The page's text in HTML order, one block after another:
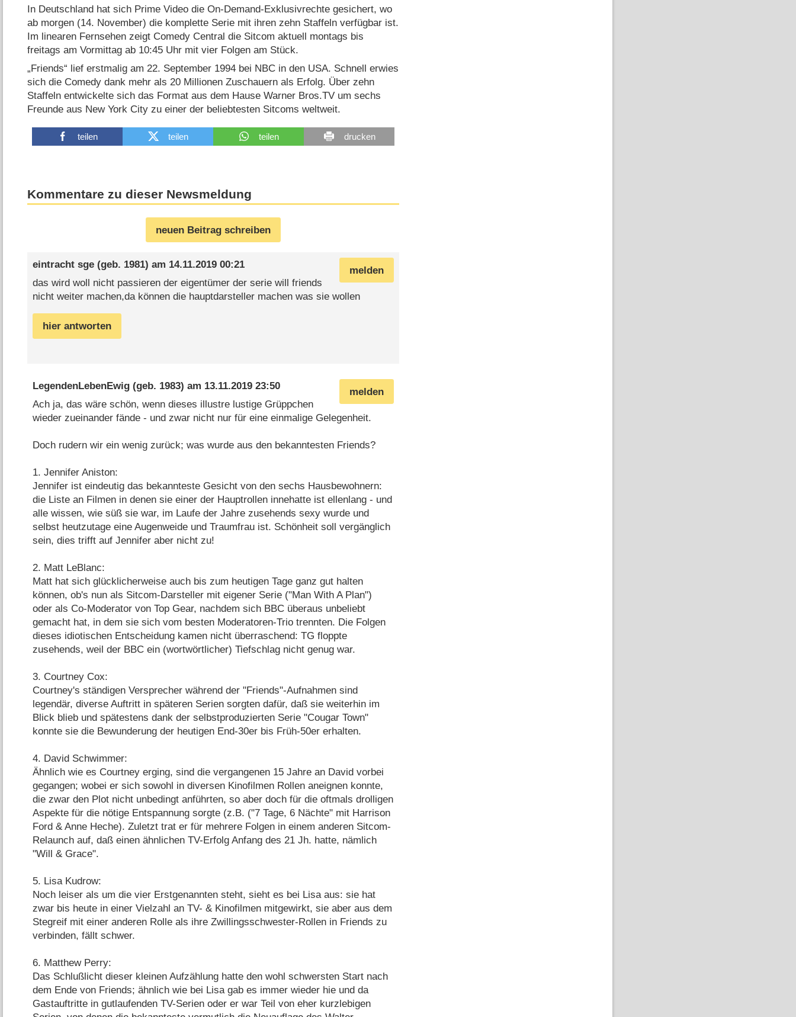
In Deutschland hat sich Prime Video die On-Demand-Exklusivrechte gesichert, wo
ab morgen (14. November) die komplette Serie mit ihren zehn Staffeln verfügbar ist.
Im linearen Fernsehen zeigt Comedy Central die Sitcom aktuell montags bis
freitags am Vormittag ab 10:45 Uhr mit vier Folgen am Stück.
„Friends“ lief erstmalig am 22. September 1994 bei NBC in den USA. Schnell erwies
sich die Comedy dank mehr als 20 Millionen Zuschauern als Erfolg. Über zehn
Staffeln entwickelte sich das Format aus dem Hause Warner Bros.TV um sechs
Freunde aus New York City zu einer der beliebtesten Sitcoms weltweit.
teilen teilen teilen drucken
Kommentare zu dieser Newsmeldung
neuen Beitrag schreiben
melden
eintracht sge(geb. 1981) am 14.11.2019 00:21
das wird woll nicht passieren der eigentümer der serie will friends
nicht weiter machen,da können die hauptdarsteller machen was sie wollen
hier antworten
melden
LegendenLebenEwig(geb. 1983) am 13.11.2019 23:50
Ach ja, das wäre schön, wenn dieses illustre lustige Grüppchen
wieder zueinander fände - und zwar nicht nur für eine einmalige Gelegenheit.
Doch rudern wir ein wenig zurück; was wurde aus den bekanntesten Friends?
1. Jennifer Aniston:
Jennifer ist eindeutig das bekannteste Gesicht von den sechs Hausbewohnern:
die Liste an Filmen in denen sie einer der Hauptrollen innehatte ist ellenlang - und
alle wissen, wie süß sie war, im Laufe der Jahre zusehends sexy wurde und
selbst heutzutage eine Augenweide und Traumfrau ist. Schönheit soll vergänglich
sein, dies trifft auf Jennifer aber nicht zu!
2. Matt LeBlanc:
Matt hat sich glücklicherweise auch bis zum heutigen Tage ganz gut halten
können, ob's nun als Sitcom-Darsteller mit eigener Serie ("Man With A Plan")
oder als Co-Moderator von Top Gear, nachdem sich BBC überaus unbeliebt
gemacht hat, in dem sie sich vom besten Moderatoren-Trio trennten. Die Folgen
dieses idiotischen Entscheidung kamen nicht überraschend: TG floppte
zusehends, weil der BBC ein (wortwörtlicher) Tiefschlag nicht genug war.
3. Courtney Cox:
Courtney's ständigen Versprecher während der "Friends"-Aufnahmen sind
legendär, diverse Auftritt in späteren Serien sorgten dafür, daß sie weiterhin im
Blick blieb und spätestens dank der selbstproduzierten Serie "Cougar Town"
konnte sie die Bewunderung der heutigen End-30er bis Früh-50er erhalten.
4. David Schwimmer:
Ähnlich wie es Courtney erging, sind die vergangenen 15 Jahre an David vorbei
gegangen; wobei er sich sowohl in diversen Kinofilmen Rollen aneignen konnte,
die zwar den Plot nicht unbedingt anführten, so aber doch für die oftmals drolligen
Aspekte für die nötige Entspannung sorgte (z.B. ("7 Tage, 6 Nächte" mit Harrison
Ford & Anne Heche). Zuletzt trat er für mehrere Folgen in einem anderen Sitcom-
Relaunch auf, daß einen ähnlichen TV-Erfolg Anfang des 21 Jh. hatte, nämlich
"Will & Grace".
5. Lisa Kudrow:
Noch leiser als um die vier Erstgenannten steht, sieht es bei Lisa aus: sie hat
zwar bis heute in einer Vielzahl an TV- & Kinofilmen mitgewirkt, sie aber aus dem
Stegreif mit einer anderen Rolle als ihre Zwillingsschwester-Rollen in Friends zu
verbinden, fällt schwer.
6. Matthew Perry:
Das Schlußlicht dieser kleinen Aufzählung hatte den wohl schwersten Start nach
dem Ende von Friends; ähnlich wie bei Lisa gab es immer wieder hie und da
Gastauftritte in gutlaufenden TV-Serien oder er war Teil von eher kurzlebigen